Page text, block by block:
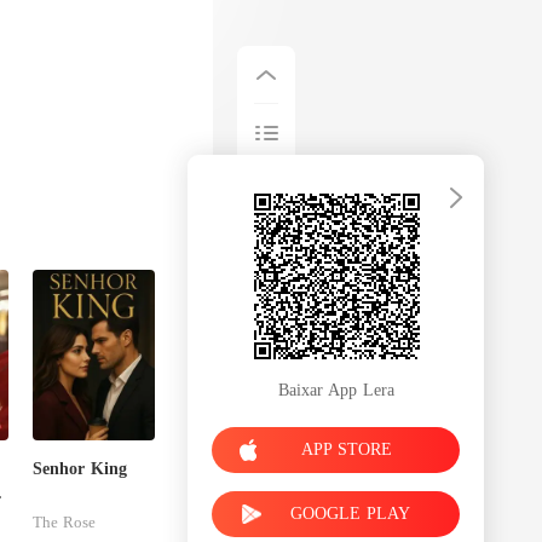
Senhor King
The Rose
Baixar App Lera
APP STORE
GOOGLE PLAY